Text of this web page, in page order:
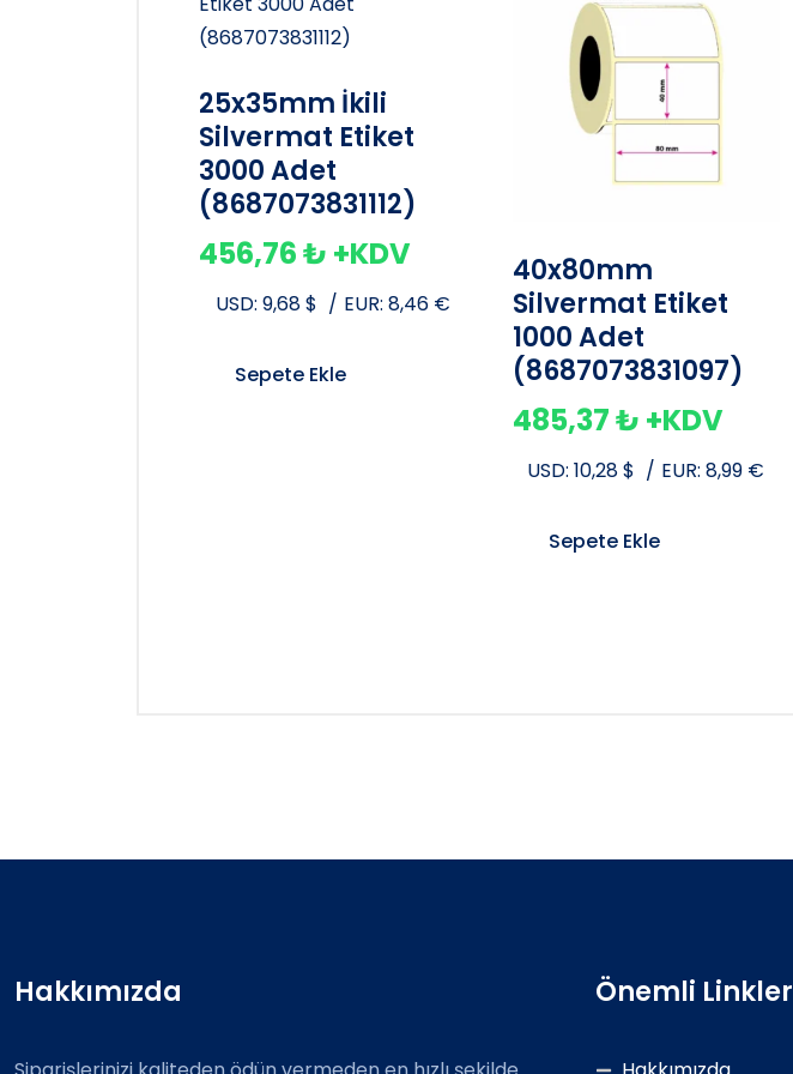
25x35mm İkili
Silvermat Etiket
3000 Adet
(8687073831112)
456,76₺ +KDV
USD: 9,68$ / EUR: 8,46 €
Sepete Ekle
40x80mm
Silvermat Etiket
1000 Adet
(8687073831097)
485,37₺ +KDV
USD:10,28$ / EUR:8,99 €
Sepete Ekle
Hakkımızda Önemli Linkler